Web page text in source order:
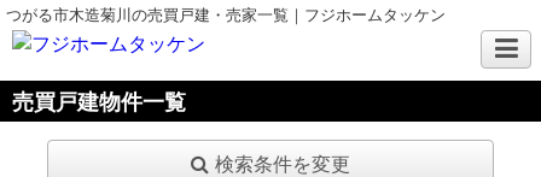
つがる市木造菊川の売買戸建・売家一覧｜フジホームタッケン
売買戸建物件一覧
検索条件を変更